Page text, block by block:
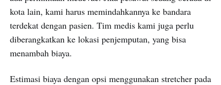
kota lain, kami harus memindahkannya ke bandara
terdekat dengan pasien. Tim medis kami juga perlu
diberangkatkan ke lokasi penjemputan, yang bisa
menambah biaya.
Estimasi biaya dengan opsi menggunakan stretcher pada